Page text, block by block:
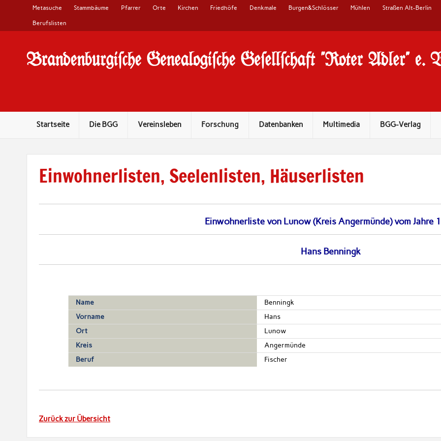
Metasuche Stammbäume Pfarrer Orte Kirchen Friedhöfe Denkmale Burgen&Schlösser Mühlen Straßen Alt-Berlin
Berufslisten
Brandenburgi#che Genealogi#che Ge#ell#chaft "Roter Adler" e.
Startseite Die BGG Vereinsleben Forschung Datenbanken Multimedia BGG-Verlag
Einwohnerlisten, Seelenlisten, Häuserlisten
Einwohnerliste von Lunow (Kreis Angermünde) vom Jahre
Hans Benningk
Name
Benningk
Vorname
Hans
Ort
Lunow
Kreis
Angermünde
Beruf
Fischer
Zurück zur Übersicht